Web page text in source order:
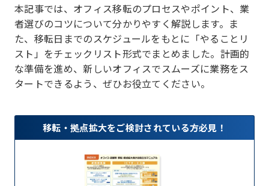
本記事では、オフィス移転のプロセスやポイント、業
者選びのコツについて分かりやすく解説します。ま
た、移転日までのスケジュールをもとに「やることリ
スト」をチェックリスト形式でまとめました。計画的
な準備を進め、新しいオフィスでスムーズに業務をス
タートできるよう、ぜひお役立てください。
移転・拠点拡大をご検討されている方必見！